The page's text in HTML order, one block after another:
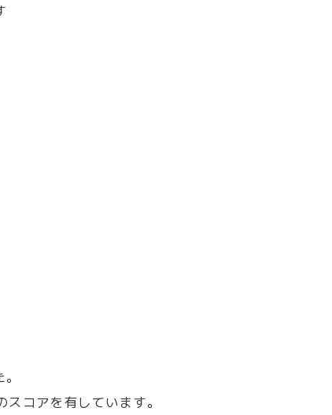
コアを有しています。